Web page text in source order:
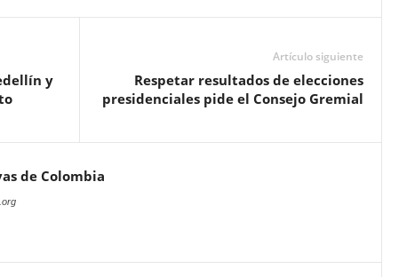
y
Artículo siguiente
Respetar resultados de elecciones
presidenciales pide el Consejo Gremial
de Colombia